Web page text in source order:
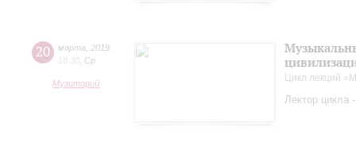
20 марта
2019
18:30 Ср
Музиторий Цикл лекций
Лектор цикла